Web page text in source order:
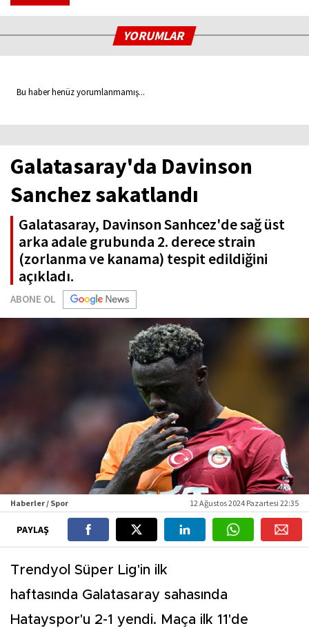
YORUMLAR
Bu haber henüz yorumlanmamış...
Galatasaray'da Davinson
Sanchez sakatlandı
Galatasaray, Davinson Sanhcez'de sağ üst
arka adale grubunda 2. derece strain
(zorlanma ve kanama) tespit edildiğini
açıkladı.
ABONE OL
Haberler / Spor 12 Ağustos 2024 Pazartesi 22:35
PAYLAŞ
Trendyol Süper Lig'in ilk
haftasında Galatasaray sahasında
Hatayspor'u 2-1 yendi. Maça ilk 11'de